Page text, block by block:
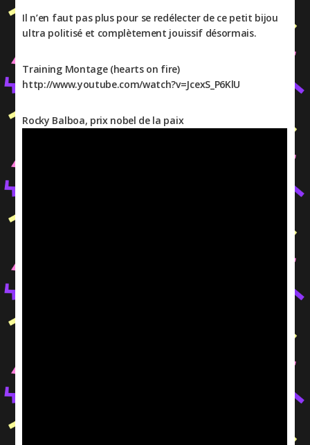
Il n’en faut pas plus pour se redélecter de ce petit bijou
ultra politisé et complètement jouissif désormais.
Training Montage (hearts on fire)
http://www.youtube.com/watch?v=JcexS_P6KlU
Rocky Balboa, prix nobel de la paix